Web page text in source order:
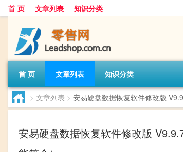
首 页 文章列表 知识分类
首 页 文章列表 知识分类
> 文章列表 > 安易硬盘数据恢复软件修改版
安易硬盘数据恢复软件修改版